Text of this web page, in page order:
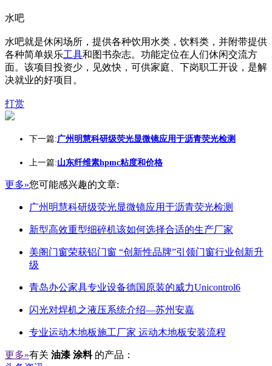
水吧
水吧就是休闲场所，提供各种饮用水类，饮料类，并附带提供
各种简单娱乐工具和图书杂志。功能定位在人们休闲交流方
面。该项目投资少，见效快，可供家庭、下岗职工开设，是解
决就业的好项目。
打赏
下一篇:广州明慧科研级荧光显微镜应用于沥青荧光检测
上一篇:山东纤维素hpmc粘度和价格
更多»您可能感兴趣的文章:
广州明慧科研级荧光显微镜应用于沥青荧光检测
新型高效重型细碎机该如何选择合适的生产厂家
美阁门窗荣获铝门窗 “创新性品牌”引领门窗行业创新升
级
青岛办公家具专业设备德国原装的威力Unicontrol6
闪光对焊机之液压系统介绍—苏州安嘉
专业运动木地板施工厂家 运动木地板安装流程
更多»有关 油漆 涂料 的产品：